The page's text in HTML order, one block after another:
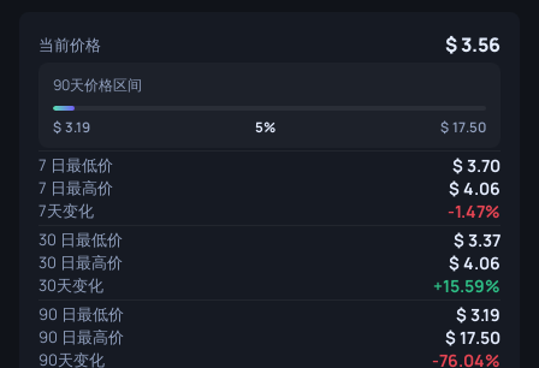
当前价格 3.56
90天价格区间
3.19 5% 17.50
7 日最低价 3.70
7 日最高价 4.06
7天变化 -1.47%
30 日最低价 3.37
30 日最高价 4.06
30天变化 +15.59%
90 日最低价 3.19
90 日最高价 17.50
90天变化 -76.04%